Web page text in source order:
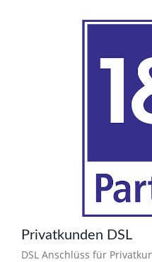
Privatkunden DSL
DSL Anschlüss für